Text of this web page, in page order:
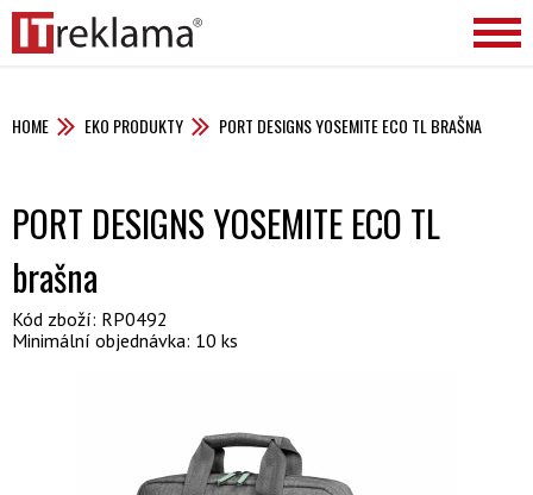
HOME EKO PRODUKTY PORT DESIGNS YOSEMITE ECO TL BRAŠNA
PORT DESIGNS YOSEMITE ECO TL
brašna
Kód zboží: RP0492
Minimální objednávka: 10 ks